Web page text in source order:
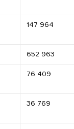
147 964
652 963
76 409
36 769